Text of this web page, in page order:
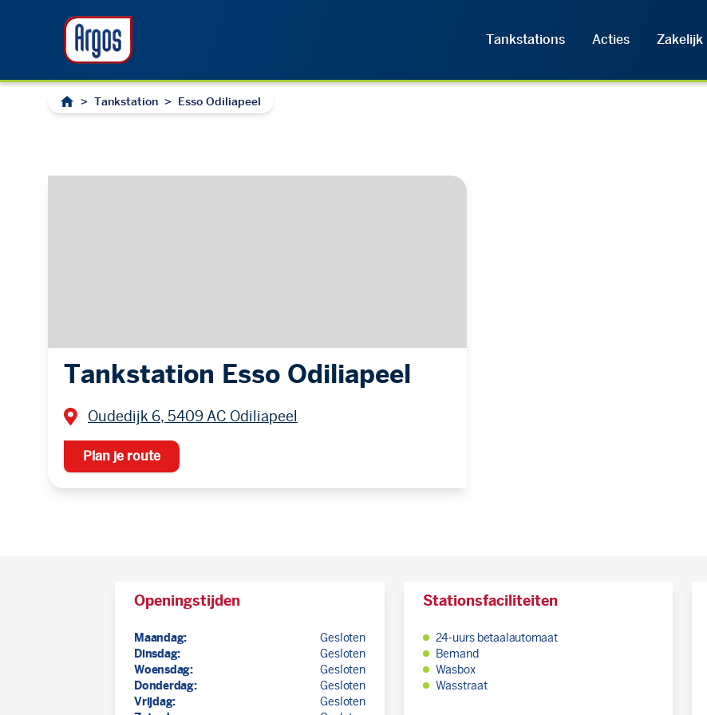
Tankstations Acties Zakelijk
> Tankstation > Esso Odiliapeel
Tankstation Esso Odiliapeel
Oudedijk 6, 5409 AC Odiliapeel
Plan je route
Openingstijden
Maandag:
Gesloten
Dinsdag:
Gesloten
Woensdag:
Gesloten
Donderdag:
Gesloten
Vrijdag:
Gesloten
Stationsfaciliteiten
24-uurs betaalautomaat
Bemand
Wasbox
Wasstraat